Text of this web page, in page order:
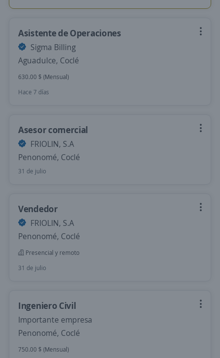
Asistente de Operaciones
Sigma Billing
Aguadulce, Coclé
630.00 $ (Mensual)
Hace 7 días
Asesor comercial
FRIOLIN, S.A
Penonomé, Coclé
31 de julio
Vendedor
FRIOLIN, S.A
Penonomé, Coclé
Presencial y remoto
31 de julio
Ingeniero Civil
Importante empresa
Penonomé, Coclé
750.00 $ (Mensual)